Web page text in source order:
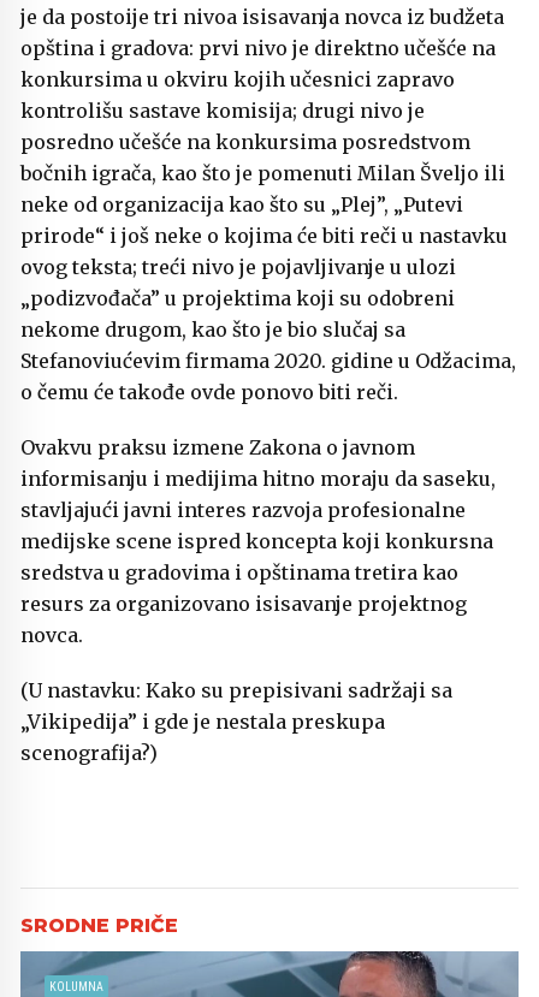
je da postoije tri nivoa isisavanja novca iz budžeta
opština i gradova: prvi nivo je direktno učešće na
konkursima u okviru kojih učesnici zapravo
kontrolišu sastave komisija; drugi nivo je
posredno učešće na konkursima posredstvom
bočnih igrača, kao što je pomenuti Milan Šveljo ili
neke od organizacija kao što su „Plej”, „Putevi
prirode“ i još neke o kojima će biti reči u nastavku
ovog teksta; treći nivo je pojavljivanje u ulozi
„podizvođača” u projektima koji su odobreni
nekome drugom, kao što je bio slučaj sa
Stefanoviućevim firmama 2020. gidine u Odžacima,
o čemu će takođe ovde ponovo biti reči.
Ovakvu praksu izmene Zakona o javnom
informisanju i medijima hitno moraju da saseku,
stavljajući javni interes razvoja profesionalne
medijske scene ispred koncepta koji konkursna
sredstva u gradovima i opštinama tretira kao
resurs za organizovano isisavanje projektnog
novca.
(U nastavku: Kako su prepisivani sadržaji sa
„Vikipedija” i gde je nestala preskupa
scenografija?)
KOLUMNA